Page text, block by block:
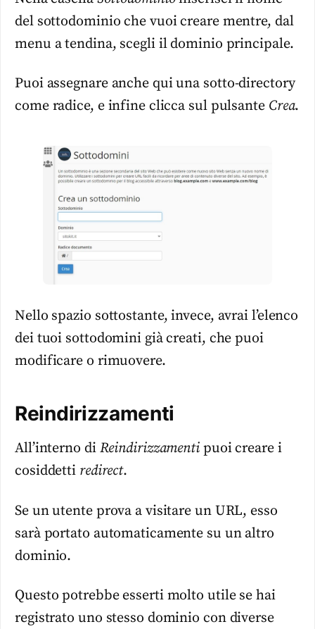
del sottodominio che vuoi creare mentre, dal
menu a tendina, scegli il dominio principale.
Puoi assegnare anche qui una sotto-directory
come radice, e infine clicca sul pulsante Crea.
Nello spazio sottostante, invece, avrai l’elenco
dei tuoi sottodomini già creati, che puoi
modificare o rimuovere.
Reindirizzamenti
All’interno di Reindirizzamentipuoi creare i
cosiddetti redirect.
Se un utente prova a visitare un URL, esso
sarà portato automaticamente su un altro
dominio.
Questo potrebbe esserti molto utile se hai
registrato uno stesso dominio con diverse